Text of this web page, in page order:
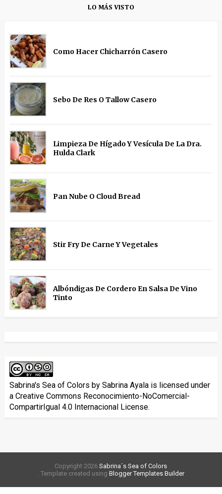
LO MÁS VISTO
Como Hacer Chicharrón Casero
Sebo De Res O Tallow Casero
Limpieza De Hígado Y Vesícula De La Dra.
Hulda Clark
Pan Nube O Cloud Bread
Stir Fry De Carne Y Vegetales
Albóndigas De Cordero En Salsa De Vino
Tinto
Sabrina's Sea of Colors by Sabrina Ayalais licensed under
a Creative Commons Reconocimiento-NoComercial-
CompartirIgual 4.0 Internacional License.
Copyright2026 Sabrina´s Sea of Colors
. Template created using Blogger Templates Builder